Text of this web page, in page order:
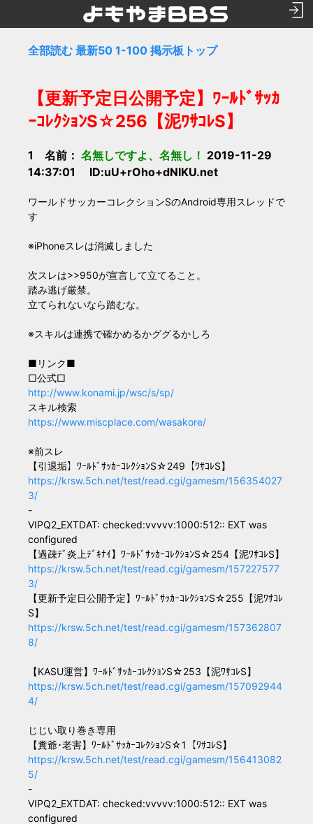
全部読む 最新50 1-100 掲示板トップ
【更新予定日公開予定】ﾜｰﾙﾄﾞｻｯｶ
ｰｺﾚｸｼｮﾝS☆256【泥ﾜｻｺﾚS】
1 名前： 名無しですよ、名無し！ 2019-11-29
14:37:01 ID:uU+rOho+dNIKU.net
ワールドサッカーコレクションSのAndroid専用スレッドで
す
※iPhoneスレは消滅しました
次スレは>>950が宣言して立てること。
踏み逃げ厳禁。
立てられないなら踏むな。
※スキルは連携で確かめるかググるかしろ
■リンク■
□公式□
http://www.konami.jp/wsc/s/sp/
スキル検索
https://www.miscplace.com/wasakore/
※前スレ
【引退垢】ﾜｰﾙﾄﾞｻｯｶｰｺﾚｸｼｮﾝS☆249【ﾜｻｺﾚS】
https://krsw.5ch.net/test/read.cgi/gamesm/156354027
3/
-
VIPQ2_EXTDAT: checked:vvvvv:1000:512:: EXT was
configured
【過疎ﾃﾞ炎上ﾃﾞｷﾅｲ】ﾜｰﾙﾄﾞｻｯｶｰｺﾚｸｼｮﾝS☆254【泥ﾜｻｺﾚS】
https://krsw.5ch.net/test/read.cgi/gamesm/157227577
3/
【更新予定日公開予定】ﾜｰﾙﾄﾞｻｯｶｰｺﾚｸｼｮﾝS☆255【泥ﾜｻｺﾚ
S】
https://krsw.5ch.net/test/read.cgi/gamesm/157362807
8/
【KASU運営】ﾜｰﾙﾄﾞｻｯｶｰｺﾚｸｼｮﾝS☆253【泥ﾜｻｺﾚS】
https://krsw.5ch.net/test/read.cgi/gamesm/157092944
4/
じじい取り巻き専用
【糞爺･老害】ﾜｰﾙﾄﾞｻｯｶｰｺﾚｸｼｮﾝS☆1【ﾜｻｺﾚS】
https://krsw.5ch.net/test/read.cgi/gamesm/156413082
5/
-
VIPQ2_EXTDAT: checked:vvvvv:1000:512:: EXT was
configured